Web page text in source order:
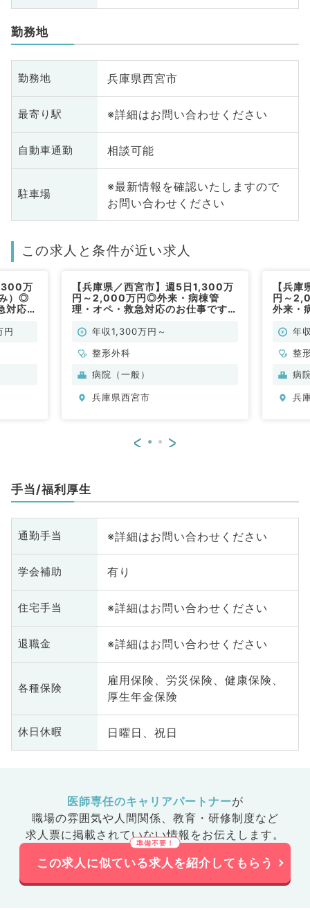
勤務地
勤務地 兵庫県西宮市
最寄り駅 ※詳細はお問い合わせください
自動車通勤 相談可能
駐車場
※最新情報を確認いたしますので
お問い合わせください
この求人と条件が近い求人
万
）◎
対応の
円
【兵庫県／西宮市】週5日1,300万
円～2,000万円◎外来・病棟管
理・オペ・救急対応のお仕事です
年収1,300万円～
整形外科
病院（一般）
兵庫県西宮市
【兵
円～
外来・
年
整
病
兵
< >
手当/福利厚生
通勤手当 ※詳細はお問い合わせください
学会補助 有り
住宅手当 ※詳細はお問い合わせください
退職金 ※詳細はお問い合わせください
各種保険
雇用保険、労災保険、健康保険、
厚生年金保険
休日休暇 日曜日、祝日
医師専任のキャリアパートナーが
職場の雰囲気や人間関係、 教育・研修制度など
求人票に掲載されていない情報をお伝えします。
この求人に似ている求人を紹介してもらう